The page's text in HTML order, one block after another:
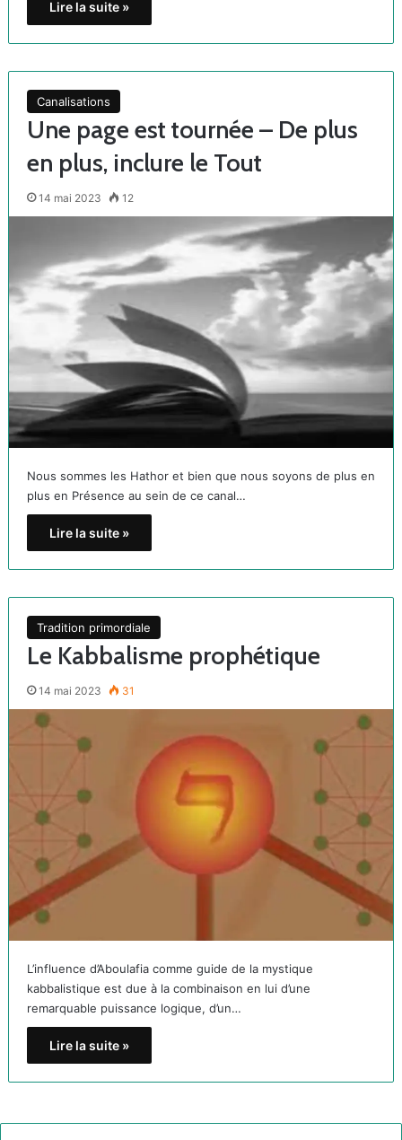
Lire la suite »
Canalisations
Une page est tournée – De plus
en plus, inclure le Tout
14 mai 2023 12
Nous sommes les Hathor et bien que nous soyons de plus en
plus en Présence au sein de ce canal…
Lire la suite »
Tradition primordiale
Le Kabbalisme prophétique
14 mai 2023 31
L’influence d’Aboulafia comme guide de la mystique
kabbalistique est due à la combinaison en lui d’une
remarquable puissance logique, d’un…
Lire la suite »